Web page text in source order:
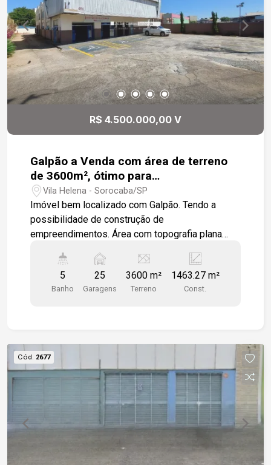
R$ 4.500.000,00 V
Galpão a Venda com área de terreno
de 3600m², ótimo para
empreendimento
Vila Helena - Sorocaba/SP
Imóvel bem localizado com Galpão. Tendo a
possibilidade de construção de
empreendimentos. Área com topografia plana
galpões grandes posicionados lado a lado,
aproveitando a largura do terreno. 1 galpão menor
podendo servir como apoio/logística. Salas
e carga/descarga de veículos.
5
Banho
25
Garagens
3600 m²
Terreno
1463.27 m²
Const.
Cód. 2677